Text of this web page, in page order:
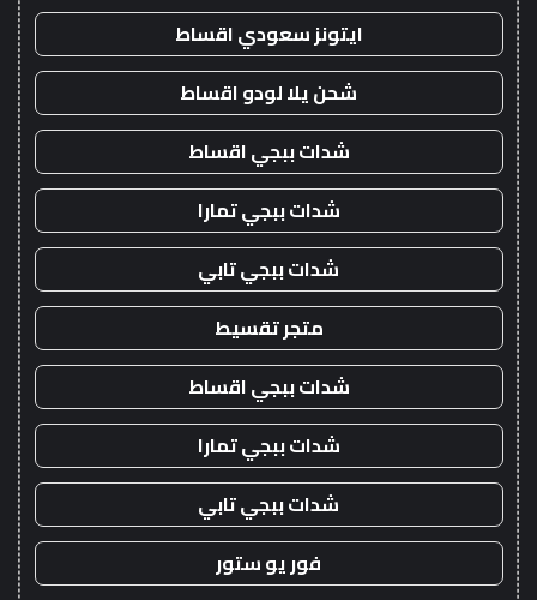
ايتونز سعودي اقساط
شحن يلا لودو اقساط
شدات ببجي اقساط
شدات ببجي تمارا
شدات ببجي تابي
متجر تقسيط
شدات ببجي اقساط
شدات ببجي تمارا
شدات ببجي تابي
فور يو ستور